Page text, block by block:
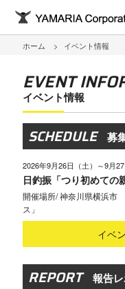
ホーム イベント情報
EVENT
イベント情報
SCHEDULE 募
2026年9月26日（土）～9月27
日釣振「つり初めての
神奈川県横浜市
ス」
イベ
REPORT 報告